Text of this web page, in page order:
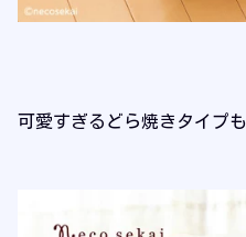
可愛すぎるどら焼きタイプも